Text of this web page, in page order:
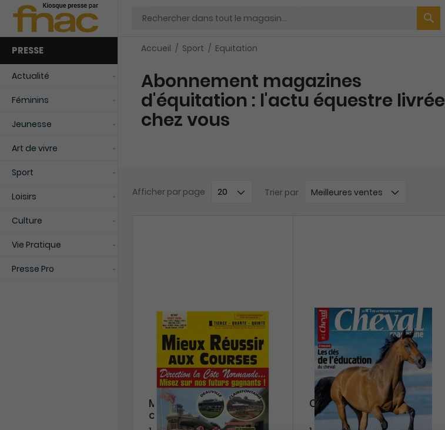
Chercher
PRESSE
Actualité
Féminins
Jeunesse
Art de vivre
Sport
Loisirs
Culture
Vie Pratique
Presse Pro
Accueil Sport Equitation
Abonnement magazines
d'équitation : l'actu équestre livrée
chez vous
Afficher par page Trier par
Mieux réussir aux
courses
Cheval magazine